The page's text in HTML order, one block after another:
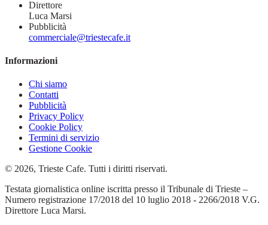
Direttore
Luca Marsi
Pubblicità
commerciale@triestecafe.it
Informazioni
Chi siamo
Contatti
Pubblicità
Privacy Policy
Cookie Policy
Termini di servizio
Gestione Cookie
© 2026, Trieste Cafe. Tutti i diritti riservati.
Testata giornalistica online iscritta presso il Tribunale di Trieste –
Numero registrazione 17/2018 del 10 luglio 2018 - 2266/2018 V.G.
Direttore Luca Marsi.